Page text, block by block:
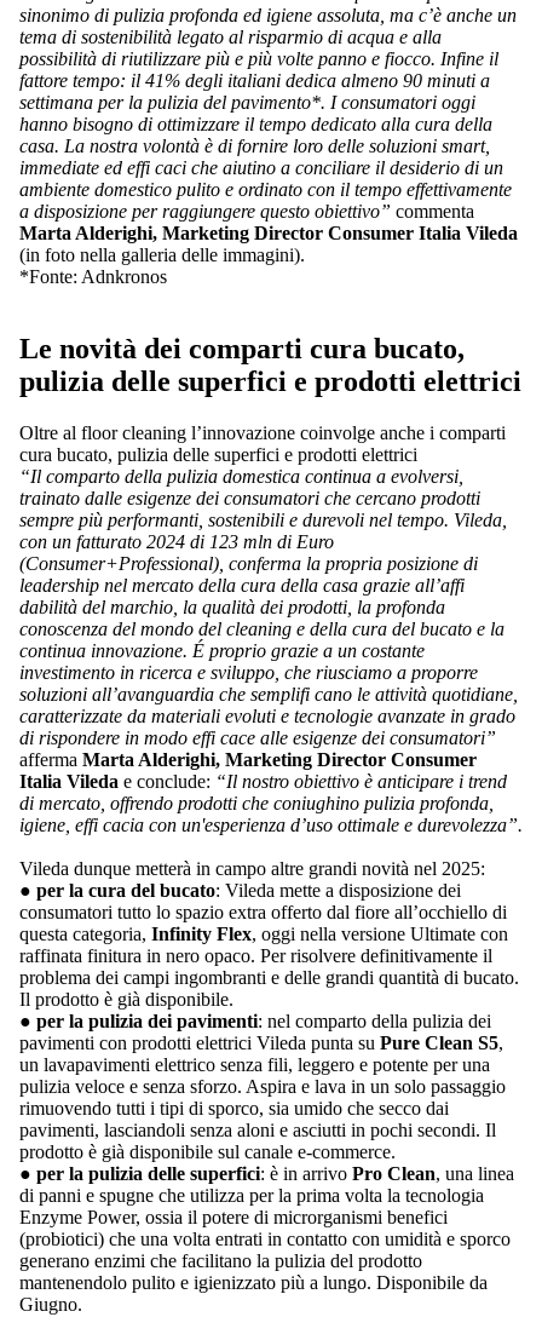
sinonimo di pulizia profonda ed igiene assoluta, ma c’è anche un
tema di sostenibilità legato al risparmio di acqua e alla
possibilità di riutilizzare più e più volte panno e fiocco. Infine il
fattore tempo: il 41% degli italiani dedica almeno 90 minuti a
settimana per la pulizia del pavimento*. I consumatori oggi
hanno bisogno di ottimizzare il tempo dedicato alla cura della
casa. La nostra volontà è di fornire loro delle soluzioni smart,
immediate ed effi caci che aiutino a conciliare il desiderio di un
ambiente domestico pulito e ordinato con il tempo effettivamente
a disposizione per raggiungere questo obiettivo” commenta
Marta Alderighi, Marketing Director Consumer Italia Vileda
(in foto nella galleria delle immagini).
*Fonte: Adnkronos
Le novità dei comparti cura bucato,
pulizia delle superfici e prodotti elettrici
Oltre al floor cleaning l’innovazione coinvolge anche i comparti
cura bucato, pulizia delle superfici e prodotti elettrici
“Il comparto della pulizia domestica continua a evolversi,
trainato dalle esigenze dei consumatori che cercano prodotti
sempre più performanti, sostenibili e durevoli nel tempo. Vileda,
con un fatturato 2024 di 123 mln di Euro
(Consumer+Professional), conferma la propria posizione di
leadership nel mercato della cura della casa grazie all’affi
dabilità del marchio, la qualità dei prodotti, la profonda
conoscenza del mondo del cleaning e della cura del bucato e la
continua innovazione. É proprio grazie a un costante
investimento in ricerca e sviluppo, che riusciamo a proporre
soluzioni all’avanguardia che semplifi cano le attività quotidiane,
caratterizzate da materiali evoluti e tecnologie avanzate in grado
di rispondere in modo effi cace alle esigenze dei consumatori”
afferma Marta Alderighi, Marketing Director Consumer
Italia Vileda e conclude: “Il nostro obiettivo è anticipare i trend
di mercato, offrendo prodotti che coniughino pulizia profonda,
igiene, effi cacia con un'esperienza d’uso ottimale e durevolezza”.
Vileda dunque metterà in campo altre grandi novità nel 2025:
● per la cura del bucato: Vileda mette a disposizione dei
consumatori tutto lo spazio extra offerto dal fiore all’occhiello di
questa categoria, Infinity Flex, oggi nella versione Ultimate con
raffinata finitura in nero opaco. Per risolvere definitivamente il
problema dei campi ingombranti e delle grandi quantità di bucato.
Il prodotto è già disponibile.
● per la pulizia dei pavimenti: nel comparto della pulizia dei
pavimenti con prodotti elettrici Vileda punta su Pure Clean S5,
un lavapavimenti elettrico senza fili, leggero e potente per una
pulizia veloce e senza sforzo. Aspira e lava in un solo passaggio
rimuovendo tutti i tipi di sporco, sia umido che secco dai
pavimenti, lasciandoli senza aloni e asciutti in pochi secondi. Il
prodotto è già disponibile sul canale e-commerce.
● per la pulizia delle superfici: è in arrivo Pro Clean, una linea
di panni e spugne che utilizza per la prima volta la tecnologia
Enzyme Power, ossia il potere di microrganismi benefici
(probiotici) che una volta entrati in contatto con umidità e sporco
generano enzimi che facilitano la pulizia del prodotto
mantenendolo pulito e igienizzato più a lungo. Disponibile da
Giugno.